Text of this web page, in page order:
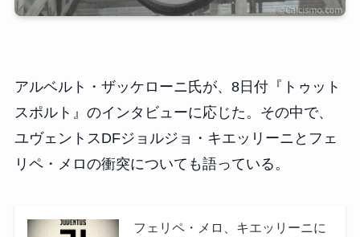
アルベルト・ザッケローニ氏が、8日付『トゥット
スポルト』のインタビューに応じた。その中で、
ユヴェントスDFジョルジョ・キエッリーニとフェ
リペ・メロの衝突についても語っている。
フェリペ・メロ、キエッリーニに